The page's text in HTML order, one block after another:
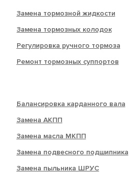
Замена тормозной жидкости
Замена тормозных колодок
Регулировка ручного тормоза
Ремонт тормозных суппортов
Балансировка карданного вала
Замена АКПП
Замена масла МКПП
Замена подвесного подшипника
Замена пыльника ШРУС